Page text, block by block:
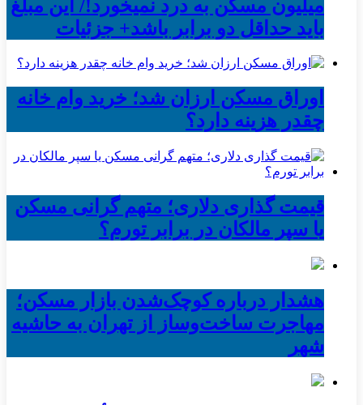
میلیون مسکن به درد نمیخورد!/ این مبلغ
باید حداقل دو برابر باشد+ جزئیات
اوراق مسکن ارزان شد؛ خرید وام خانه
چقدر هزینه دارد؟
قیمت گذاری دلاری؛ متهم گرانی مسکن
یا سپر مالکان در برابر تورم؟
هشدار درباره کوچک‌شدن بازار مسکن؛
مهاجرت ساخت‌وساز از تهران به حاشیه‌
شهر